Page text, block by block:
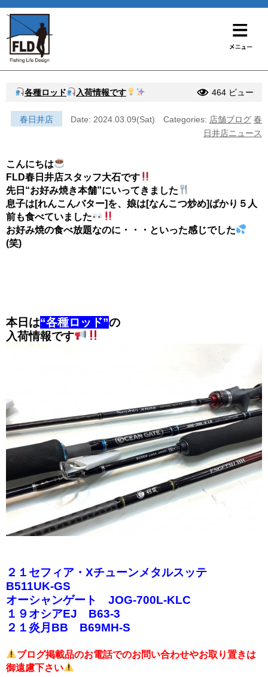
各種ロッド 入荷情報です 464 ビュー
春日井店 Date: 2024.03.09(Sat) Categories: 店舗ブログ 春
日井店ニュース
こんにちは
FLD春日井店スタッフ大石です
先日“お好み焼き本舗”にいってきました
息子は[れんこんバター]を、娘は[なんこつ炒め]ばかり５人
前も食べていました
お好み焼の食べ放題なのに・・・といった感じでした
(笑)
本日は“各種ロッド”の
入荷情報です
２１セフィア・Xチューンメタルスッテ
B511UK-GS
オーシャンゲート JOG-700L-KLC
１９オシアEJ B63-3
２１炎月BB B69MH-S
ブログ掲載品のお電話でのお問い合わせやお取り置きは
御遠慮下さい